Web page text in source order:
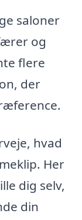
saloner
og
flere
der
hvad
Her
dig selv,
din